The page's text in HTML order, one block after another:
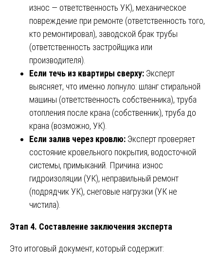
износ — ответственность УК), механическое
повреждение при ремонте (ответственность того,
кто ремонтировал), заводской брак трубы
(ответственность застройщика или
производителя).
Если течь из квартиры сверху: Эксперт
выясняет, что именно лопнуло: шланг стиральной
машины (ответственность собственника), труба
отопления после крана (собственник), труба до
крана (возможно, УК).
Если залив через кровлю: Эксперт проверяет
состояние кровельного покрытия, водосточной
системы, примыканий. Причина: износ
гидроизоляции (УК), неправильный ремонт
(подрядчик УК), снеговые нагрузки (УК не
чистила).
Этап 4. Составление заключения эксперта
Это итоговый документ, который содержит: